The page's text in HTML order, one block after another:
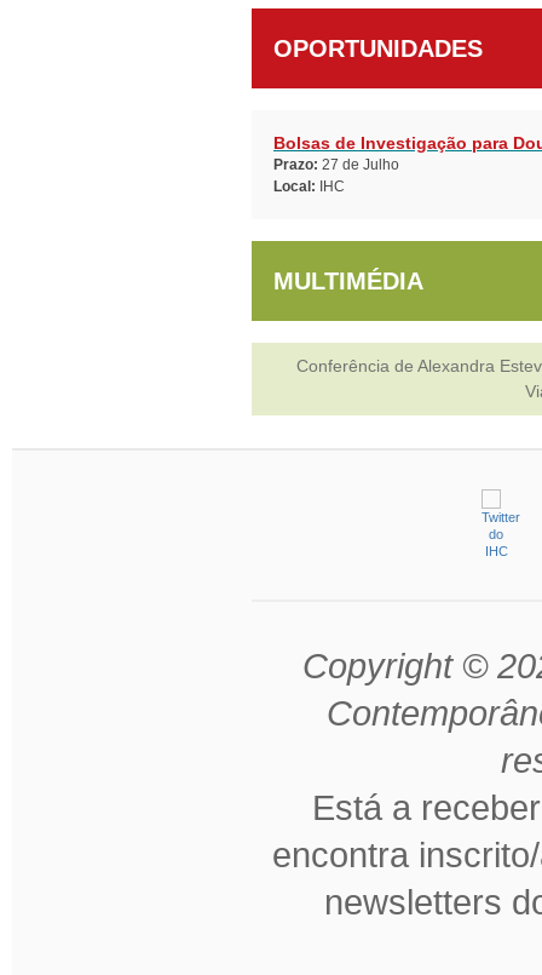
OPORTUNIDADES
Bolsas de Investigação para
Prazo: 27 de Julho
Local: IHC
MULTIMÉDIA
Conferência de Alexandra
Copyright ©
Está a
encontra
newsletters